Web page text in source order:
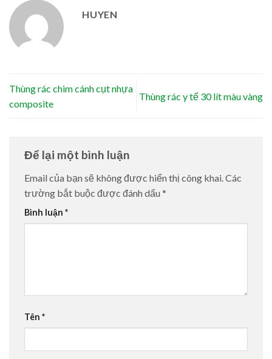
HUYEN
Thùng rác chim cánh cụt nhựa
composite
Thùng rác y tế 30 lít màu vàng
Để lại một bình luận
Email của bạn sẽ không được hiển thị công khai.Các
trường bắt buộc được đánh dấu *
Bình luận *
Tên *